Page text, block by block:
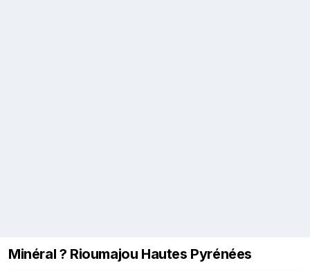
Minéral ? Rioumajou Hautes Pyrénées